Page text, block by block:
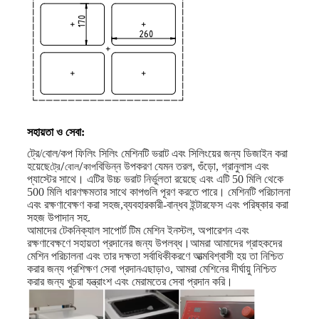
সহায়তা ও সেবা:
ট্রে/বোল/কপ ফিলিং সিলিং মেশিনটি ভরাট এবং সিলিংয়ের জন্য ডিজাইন করা
হয়েছেট্রে/বোল/কাপবিভিন্ন উপকরণ যেমন তরল, গুঁড়ো, গ্রানুলাস এবং
প্যাস্টের সাথে। এটির উচ্চ ভরাট নির্ভুলতা রয়েছে এবং এটি 50 মিলি থেকে
500 মিলি ধারণক্ষমতার সাথে কাপগুলি পূরণ করতে পারে। মেশিনটি পরিচালনা
এবং রক্ষণাবেক্ষণ করা সহজ,ব্যবহারকারী-বান্ধব ইন্টারফেস এবং পরিষ্কার করা
সহজ উপাদান সহ.
আমাদের টেকনিক্যাল সাপোর্ট টিম মেশিন ইনস্টল, অপারেশন এবং
রক্ষণাবেক্ষণে সহায়তা প্রদানের জন্য উপলব্ধ।আমরা আমাদের গ্রাহকদের
মেশিন পরিচালনা এবং তার দক্ষতা সর্বাধিকীকরণে আত্মবিশ্বাসী হয় তা নিশ্চিত
করার জন্য প্রশিক্ষণ সেবা প্রদানএছাড়াও, আমরা মেশিনের দীর্ঘায়ু নিশ্চিত
করার জন্য খুচরা যন্ত্রাংশ এবং মেরামতের সেবা প্রদান করি।